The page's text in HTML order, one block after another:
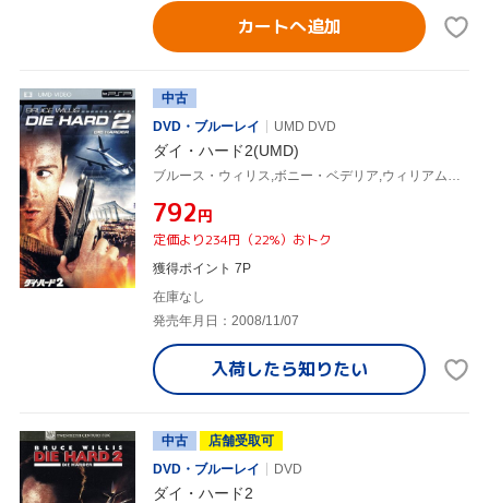
カートへ追加
中古
DVD・ブルーレイ
UMD DVD
ダイ・ハード2(UMD)
ブルース・ウィリス,ボニー・ベデリア,ウィリアム・アザートン,レニー・ハーリン(監督),マイケル・カーメン(音楽)
¥792円
定価より234円（22%）おトク
獲得ポイント 7P
在庫なし
発売年月日：2008/11/07
入荷したら知りたい
中古
店舗受取可
DVD・ブルーレイ
DVD
ダイ・ハード2